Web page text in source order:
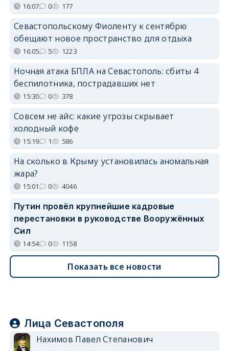
16:07 0 177
Севастопольскому Фиоленту к сентябрю
обещают новое пространство для отдыха
16:05 5 1223
Ночная атака БПЛА на Севастополь: сбиты 4
беспилотника, пострадавших нет
15:30 0 378
Совсем не айс: какие угрозы скрывает
холодный кофе
15:19 1 586
На сколько в Крыму установилась аномальная
жара?
15:01 0 4046
Путин провёл крупнейшие кадровые
перестановки в руководстве Вооружённых
Сил
14:54 0 1158
Показать все новости
Лица Севастополя
Нахимов Павел Степанович